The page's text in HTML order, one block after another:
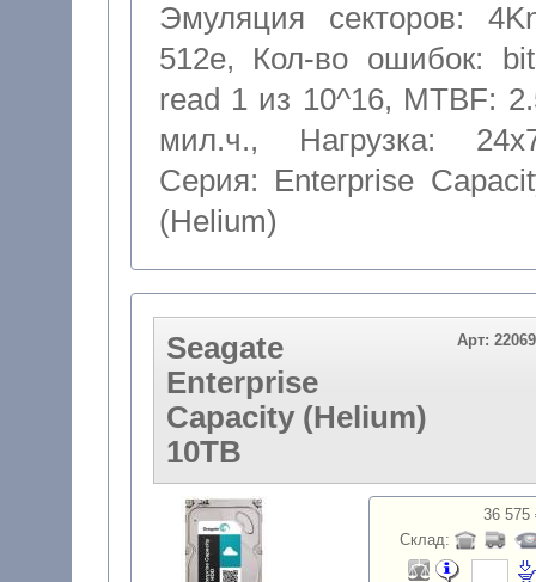
Эмуляция секторов:
512e, Кол-во ошибок:
read 1 из 10^16, MTBF:
мил.ч., Нагрузка:
Серия: Enterprise
(Helium)
Seagate
Enterprise
Capacity (Helium)
10TB
Арт:
36 575
Склад: